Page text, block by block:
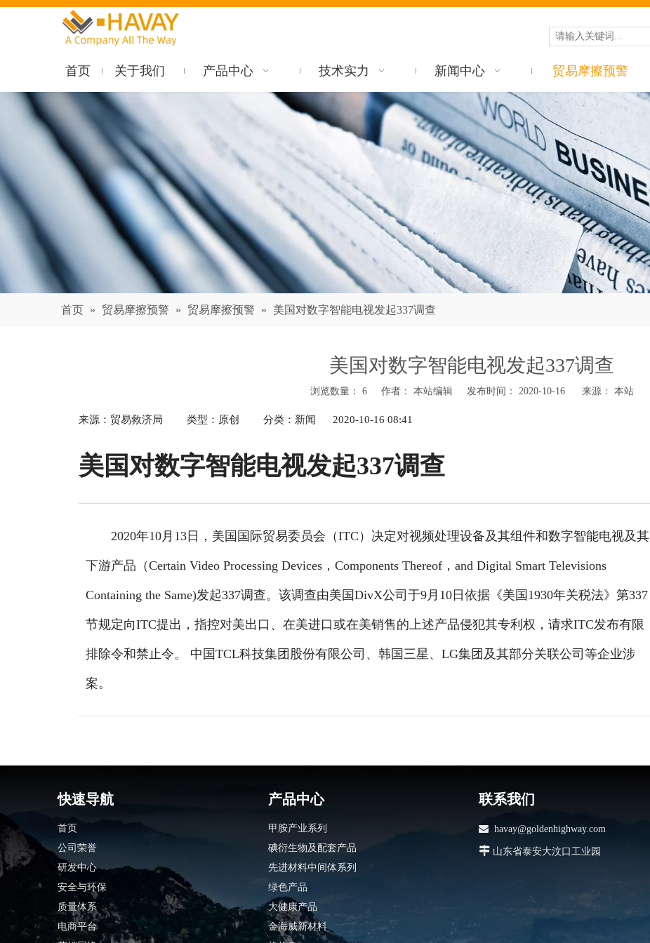
首页 关于我们 产品中心 技术实力 新闻中心 贸易摩擦预警
首页 » 贸易摩擦预警 » 贸易摩擦预警 » 美国对数字智能电视发起337调查
美国对数字智能电视发起337调查
浏览数量： 6作者： 本站编辑 发布时间： 2020-10-16 来源： 本站
来源：贸易救济局 类型：原创 分类：新闻 2020-10-16 08:41
美国对数字智能电视发起337调查
2020年10月13日，美国国际贸易委员会（ITC）决定对视频处理设备及其组件和数字智能电视及其
下游产品（Certain Video Processing Devices，Components Thereof，and Digital Smart Televisions
Containing the Same)发起337调查。该调查由美国DivX公司于9月10日依据《美国1930年关税法》第337
节规定向ITC提出，指控对美出口、在美进口或在美销售的上述产品侵犯其专利权，请求ITC发布有限
排除令和禁止令。 中国TCL科技集团股份有限公司、韩国三星、LG集团及其部分关联公司等企业涉
案。
快速导航
首页
公司荣誉
研发中心
安全与环保
质量体系
电商平台
产品中心
甲胺产业系列
碘衍生物及配套产品
先进材料中间体系列
绿色产品
大健康产品
金海威新材料
联系我们
 havay@goldenhighway.com
 山东省泰安大汶口工业园